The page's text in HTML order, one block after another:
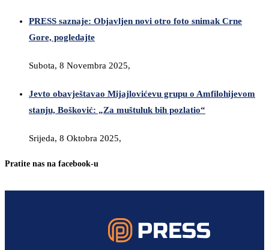
PRESS saznaje: Objavljen novi otro foto snimak Crne
Gore, pogledajte
Subota, 8 Novembra 2025,
Jevto obavještavao Mijajlovićevu grupu o Amfilohijevom
stanju, Bošković: „Za muštuluk bih pozlatio“
Srijeda, 8 Oktobra 2025,
Pratite nas na facebook-u